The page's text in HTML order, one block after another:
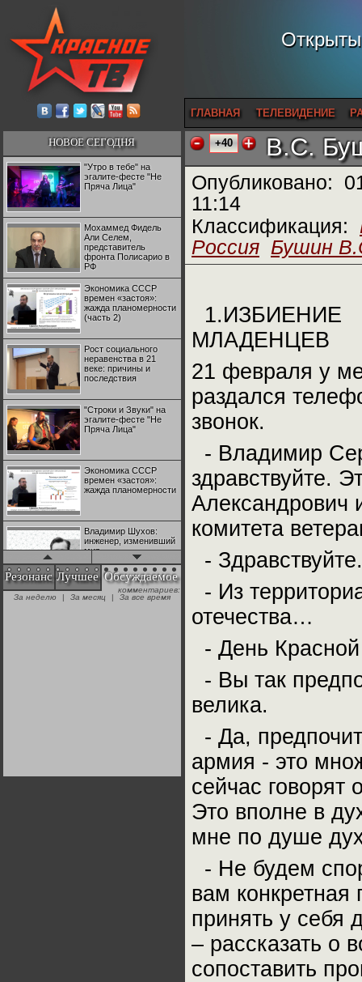
ГЛАВНАЯ ТЕЛЕВИДЕНИЕ
НОВОЕ СЕГОДНЯ
"Утро в тебе" на
эгалите-фесте "Не
Пряча Лица"
Мохаммед Фидель
Али Селем,
представитель
фронта Полисарио в
РФ
Экономика СССР
времен «застоя»:
жажда планомерности
(часть 2)
Рост социального
неравенства в 21
веке: причины и
последствия
"Строки и Звуки" на
эгалите-фесте "Не
Пряча Лица"
Экономика СССР
времен «застоя»:
жажда планомерности
Владимир Шухов:
инженер, изменивший
мир
"Аркадий Коц" на
эгалите-фесте "Не
Резонанс Лучшее Обсуждаемое
комментариев:
За неделю
| За месяц | За все время
+40 В.С.
Опубликовано:
11:14
Классификация:
Россия Бушин
1.ИЗБИЕНИЕ
МЛАДЕНЦЕВ
21 февраля у
раздался
звонок.
- Владимир
здравствуйте.
Александрович
комитета
-
- Из
отечества…
- День
- Вы так
велика.
- Да,
армия - это
сейчас говорят
Это вполне в
мне по душе
- Не будем
вам
принять у себя
– рассказать о
сопоставить